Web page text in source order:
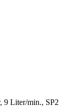
9 Liter/min., SP2